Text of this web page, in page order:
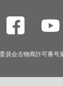
員会古物商許可番号